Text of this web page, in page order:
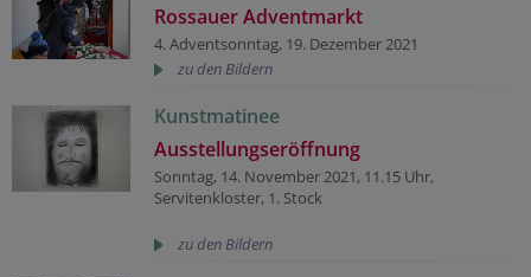
Rossauer Adventmarkt
4. Adventsonntag, 19. Dezember 2021
zu den Bildern
Kunstmatinee
Ausstellungseröffnung
Sonntag, 14. November 2021, 11.15 Uhr,
Servitenkloster, 1. Stock
zu den Bildern